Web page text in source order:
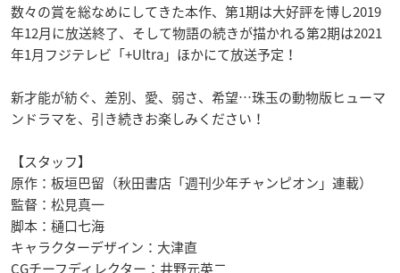
数々の賞を総なめにしてきた本作、第1期は大好評を博し2019
年12月に放送終了、そして物語の続きが描かれる第2期は2021
年1月フジテレビ「+Ultra」ほかにて放送予定！
新才能が紡ぐ、差別、愛、弱さ、希望…珠玉の動物版ヒューマ
ンドラマを、引き続きお楽しみください！
【スタッフ】
原作：板垣巴留（秋田書店「週刊少年チャンピオン」連載）
監督：松見真一
脚本：樋口七海
キャラクターデザイン：大津直
CGチーフディレクター：井野元英二